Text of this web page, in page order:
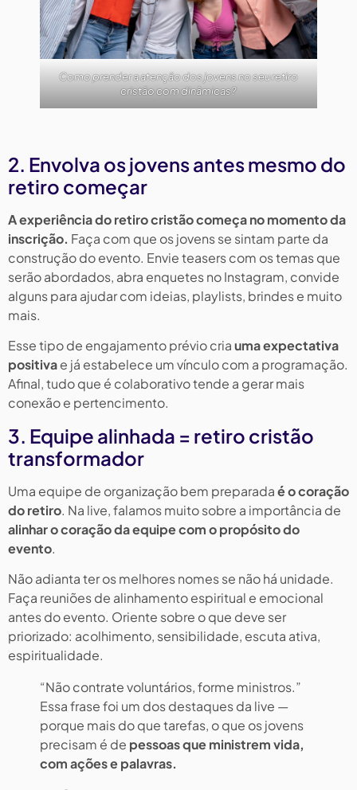
Como prender a atenção dos jovens no seu retiro
cristão com dinâmicas?
2. Envolva os jovens antes mesmo do
retiro começar
A experiência do retiro cristão começa no momento da
inscrição. Faça com que os jovens se sintam parte da
construção do evento. Envie teasers com os temas que
serão abordados, abra enquetes no Instagram, convide
alguns para ajudar com ideias, playlists, brindes e muito
mais.
Esse tipo de engajamento prévio criauma expectativa
positivae já estabelece um vínculo com a programação.
Afinal, tudo que é colaborativo tende a gerar mais
conexão e pertencimento.
3. Equipe alinhada = retiro cristão
transformador
Uma equipe de organização bem preparadaé o coração
do retiro. Na live, falamos muito sobre a importância de
alinhar o coração da equipe com o propósito do
evento.
Não adianta ter os melhores nomes se não há unidade.
Faça reuniões de alinhamento espiritual e emocional
antes do evento. Oriente sobre o que deve ser
priorizado: acolhimento, sensibilidade, escuta ativa,
espiritualidade.
“Não contrate voluntários, forme ministros.”
Essa frase foi um dos destaques da live —
porque mais do que tarefas, o que os jovens
precisam é de pessoas que ministrem vida,
com ações e palavras.